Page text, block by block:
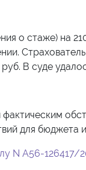
о стаже) на
Страхователь
В суде
фактическим
для бюджета
N А56-126417/